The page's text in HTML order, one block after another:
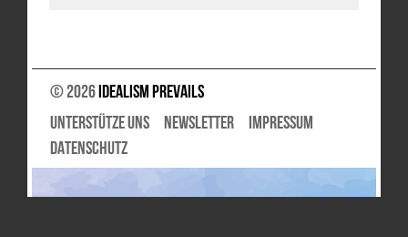
© 2026Idealism Prevails
UNTERSTÜTZE UNS
NEWSLETTER
IMPRESSUM
DATENSCHUTZ